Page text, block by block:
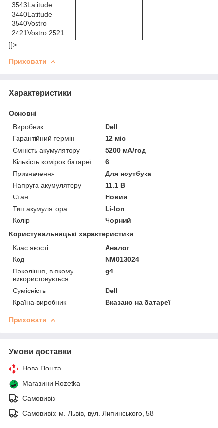
3543Latitude
3440Latitude
3540Vostro
2421Vostro 2521
]]>
Приховати
Характеристики
Основні
Виробник
Dell
Гарантійний термін
12 міс
Ємність акумулятору
5200 мА/год
Кількість комірок батареї
6
Призначення
Для ноутбука
Напруга акумулятору
11.1 В
Стан
Новий
Тип акумулятора
Li-Ion
Колір
Чорний
Користувальницькі характеристики
Клас якості
Аналог
Код
NM013024
Покоління, в якому
використовується
g4
Сумісність
Dell
Країна-виробник
Вказано на батареї
Приховати
Умови доставки
Нова Пошта
Магазини Rozetka
Самовивіз
Самовивіз: м. Львів, вул. Липинського, 58